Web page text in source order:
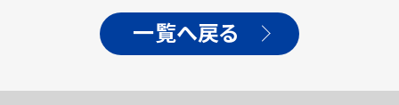
一覧へ戻る